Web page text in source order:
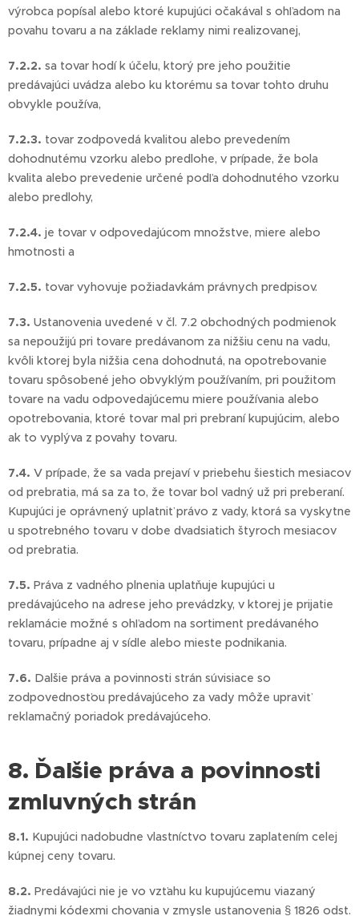
výrobca popísal alebo ktoré kupujúci očakával s ohľadom na
povahu tovaru a na základe reklamy nimi realizovanej,
7.2.2. sa tovar hodí k účelu, ktorý pre jeho použitie
predávajúci uvádza alebo ku ktorému sa tovar tohto druhu
obvykle používa,
7.2.3. tovar zodpovedá kvalitou alebo prevedením
dohodnutému vzorku alebo predlohe, v prípade, že bola
kvalita alebo prevedenie určené podľa dohodnutého vzorku
alebo predlohy,
7.2.4. je tovar v odpovedajúcom množstve, miere alebo
hmotnosti a
7.2.5. tovar vyhovuje požiadavkám právnych predpisov.
7.3. Ustanovenia uvedené v čl. 7.2 obchodných podmienok
sa nepoužijú pri tovare predávanom za nižšiu cenu na vadu,
kvôli ktorej byla nižšia cena dohodnutá, na opotrebovanie
tovaru spôsobené jeho obvyklým používaním, pri použitom
tovare na vadu odpovedajúcemu miere používania alebo
opotrebovania, ktoré tovar mal pri prebraní kupujúcim, alebo
ak to vyplýva z povahy tovaru.
7.4. V prípade, že sa vada prejaví v priebehu šiestich mesiacov
od prebratia, má sa za to, že tovar bol vadný už pri preberaní.
Kupujúci je oprávnený uplatniť právo z vady, ktorá sa vyskytne
u spotrebného tovaru v dobe dvadsiatich štyroch mesiacov
od prebratia.
7.5. Práva z vadného plnenia uplatňuje kupujúci u
predávajúceho na adrese jeho prevádzky, v ktorej je prijatie
reklamácie možné s ohľadom na sortiment predávaného
tovaru, prípadne aj v sídle alebo mieste podnikania.
7.6. Dalšie práva a povinnosti strán súvisiace so
zodpovednosťou predávajúceho za vady môže upraviť
reklamačný poriadok predávajúceho.
8. Ďalšie práva a povinnosti
zmluvných strán
8.1. Kupujúci nadobudne vlastníctvo tovaru zaplatením celej
kúpnej ceny tovaru.
8.2. Predávajúci nie je vo vzťahu ku kupujúcemu viazaný
žiadnymi kódexmi chovania v zmysle ustanovenia § 1826 odst.